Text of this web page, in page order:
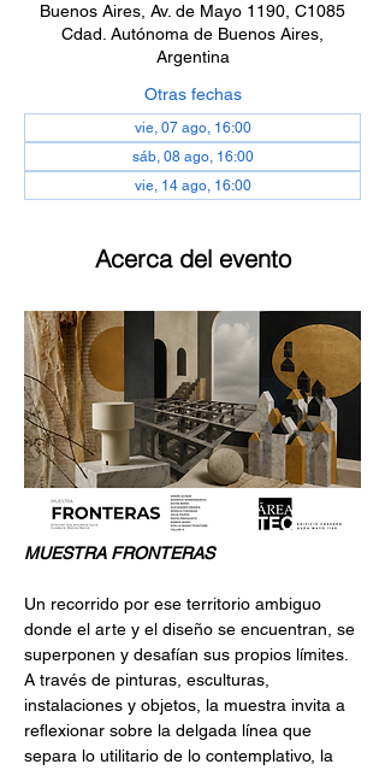
Buenos Aires, Av. de Mayo 1190, C1085
Cdad. Autónoma de Buenos Aires,
Argentina
Otras fechas
vie, 07 ago, 16:00
sáb, 08 ago, 16:00
vie, 14 ago, 16:00
Acerca del evento
MUESTRA FRONTERAS
Un recorrido por ese territorio ambiguo
donde el arte y el diseño se encuentran, se
superponen y desafían sus propios límites.
A través de pinturas, esculturas,
instalaciones y objetos, la muestra invita a
reflexionar sobre la delgada línea que
separa lo utilitario de lo contemplativo, la